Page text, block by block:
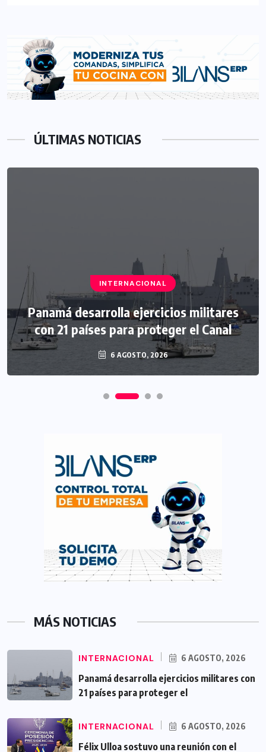
ÚLTIMAS NOTICIAS
INTERNACIONAL
Panamá desarrolla ejercicios militares
con 21 países para proteger el Canal
6 AGOSTO, 2026
MÁS NOTICIAS
INTERNACIONAL 6 AGOSTO, 2026
Panamá desarrolla ejercicios militares con
21 países para proteger el
INTERNACIONAL 6 AGOSTO, 2026
Félix Ulloa sostuvo una reunión con el